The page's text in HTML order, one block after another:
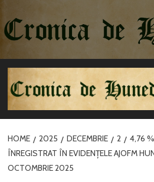
la
conținut
HOME 2025 DECEMBRIE 2
4,76
ÎNREGISTRAT ÎN EVIDENŢELE AJOFM
OCTOMBRIE 2025